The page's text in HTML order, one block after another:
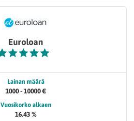
Euroloan
Lainan määrä
1000 - 10000 €
Vuosikorko alkaen
16.43 %